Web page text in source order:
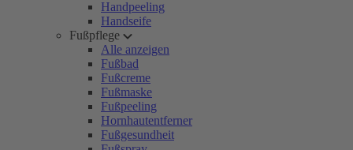
Handpeeling
Handseife
Fußpflege
Alle anzeigen
Fußbad
Fußcreme
Fußmaske
Fußpeeling
Hornhautentferner
Fußgesundheit